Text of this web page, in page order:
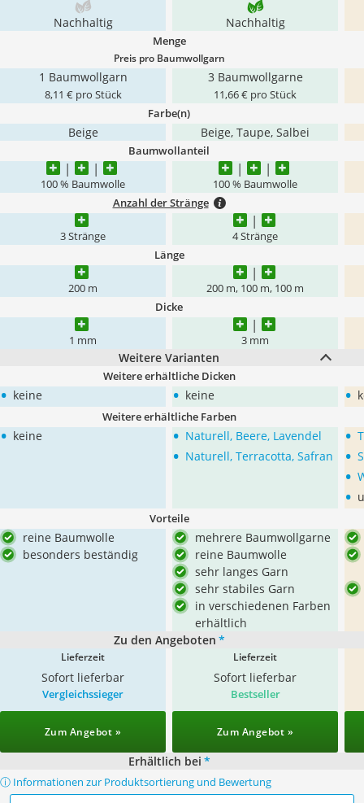
Nachhaltig Nachhaltig
Menge
Preis pro Baumwollgarn
1 Baumwollgarn
8,11 € pro Stück
3 Baumwollgarne
11,66 € pro Stück
Farbe(n)
Beige Beige, Taupe, Salbei
Baumwollanteil
100 % Baumwolle 100 % Baumwolle
Anzahl der Stränge
3 Stränge 4 Stränge
Länge
200 m 200 m, 100 m, 100 m
Dicke
1 mm 3 mm
Weitere Varianten
Weitere erhältliche Dicken
• keine • keine •
Weitere erhältliche Farben
• keine • Naturell, Beere, Lavendel
• Naturell, Terracotta, Safran
•
•
•
•
Vorteile
reine Baumwolle
besonders beständig
mehrere Baumwollgarne
reine Baumwolle
sehr langes Garn
sehr stabiles Garn
in verschiedenen Farben
erhältlich
Zu den Angeboten *
Lieferzeit
Sofort lieferbar
Lieferzeit
Sofort lieferbar
Vergleichssieger
Zum Angebot »
Bestseller
Zum Angebot »
Erhältlich bei *
ⓘ Informationen zur Produktsortierung und Bewertung